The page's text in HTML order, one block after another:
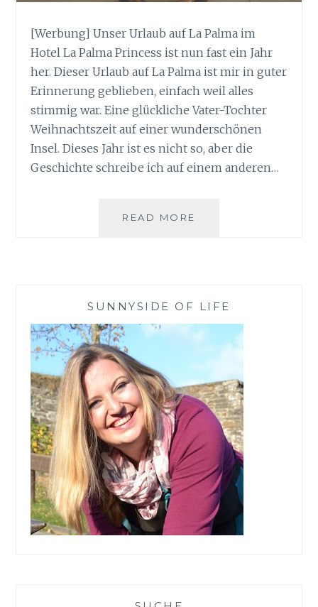
[Werbung] Unser Urlaub auf La Palma im
Hotel La Palma Princess ist nun fast ein Jahr
her. Dieser Urlaub auf La Palma ist mir in guter
Erinnerung geblieben, einfach weil alles
stimmig war. Eine glückliche Vater-Tochter
Weihnachtszeit auf einer wunderschönen
Insel. Dieses Jahr ist es nicht so, aber die
Geschichte schreibe ich auf einem anderen…
READ MORE
WAS
NEHME
SUNNYSIDE OF LIFE